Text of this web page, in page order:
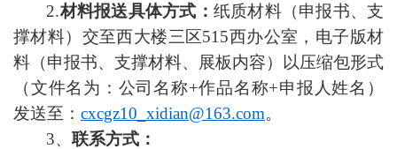
2.材料报送具体方式： 纸质材料（申报书、支
撑材料）交至西大楼三区515西办公室，电子版材
料（申报书、支撑材料、展板内容）以压缩包形式
（文件名为：公司名称+作品名称+申报人姓名）
发送至： cxcgz10_xidian@163.com。
3、联系方式：